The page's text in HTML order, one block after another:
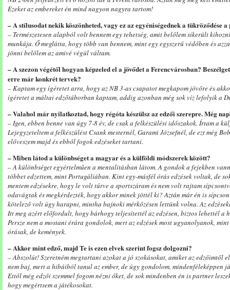
Ezeket az embereket én mind nagyon nagyra tartom!
– A stílusodat nekik köszönheted, vagy ez az egyéniségednek a tükröződése
– Természetesen alapból volt bennem egy tehetség, amit belőlem sikerült
munkája. Ő meglátta, hogy több van bennem, mint egy egyszerű védőben és
jönni belőlem az amivé végül váltam.
– A szezon végétől hogyan képzeled el a jövődet a Ferencvárosban?
erre már konkrét tervek?
– Kaptam egy ígéretet arra, hogy az NB 3-as csapatot megkapom jövőre és
ígéretet a máltai edzőtáborban kaptam, addig azonban még sok víz lefolyik a
– Valahol már nyilatkoztad, hogy régóta készülsz az edzői szerepre. Még
– Igen, ebben benne van úgy 7-8 év, de csak a felkészülési időszakok. Írtam a
Lejegyzeteltem a felkészülést Csank mesternél, Garami Józsefnél, de ezt még
előveszem majd és ebből fogok edzéseket tartani.
– Miben látod a különbséget a magyar és a külföldi módszerek között?
– A különbséget egyértelműen a mentalitásban látom. A gondok a fejekben
többet edzettem, mint Portugáliában. Kint egy-másfél órás edzések voltak, de
mentem edzésekre, hogy le volt tűrve a sportszáram és nem volt rajtam
odavágtak és megkérdezték, hogy akkor minek jöttél ki? Aztán már én is
kötelező volt úgy harapni, mintha bajnoki mérkőzésen lettünk volna. Az
Itt meg azért előfordult, hogy bárhogy teljesítettél az edzésen, biztos lehettél a
Persze nem a mostani érára gondolok, mert az edzések most ugyanolyanok,
órásak, de kemények.
– Akkor mint edző, majd Te is ezen elvek szerint fogsz dolgozni?
– Abszolút! Szeretném megtartani azokat a jó szokásokat, amiket az edzőimtől
nem baj, mert a hibáiból tanul az ember, de úgy gondolom, mindenféleképpen
Ettől még edzői szemmel fogom nézni őket, de sok mindenben én is partner
hogy megértsem a játékosokat.